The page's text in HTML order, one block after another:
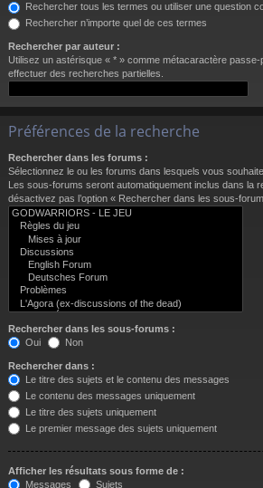
Rechercher tous les termes ou utiliser une question
Rechercher n’importe quel de ces termes
Rechercher par auteur :
Utilisez un astérisque « * » comme métacaractère
effectuer des recherches partielles.
Préférences de la recherche
Rechercher dans les forums :
Sélectionnez le ou les forums dans lesquels vous
Les sous-forums seront automatiquement inclus dans la
désactivez pas l’option « Rechercher dans les sous-
Rechercher dans les sous-forums :
Oui
Non
Rechercher dans :
Le titre des sujets et le contenu des messages
Le contenu des messages uniquement
Le titre des sujets uniquement
Le premier message des sujets uniquement
Afficher les résultats sous forme de :
Messages
Sujets